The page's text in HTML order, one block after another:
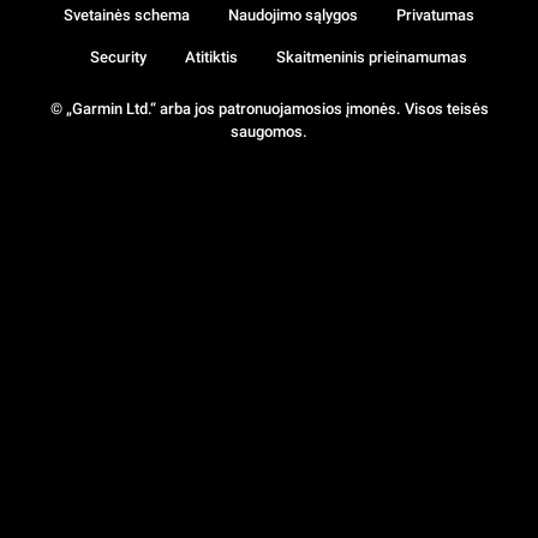
© „Garmin Ltd.“ arba jos patronuojamosios įmonės. Visos teisės
saugomos.
Svetainės schema Naudojimo sąlygos Privatumas
Security Atitiktis Skaitmeninis prieinamumas